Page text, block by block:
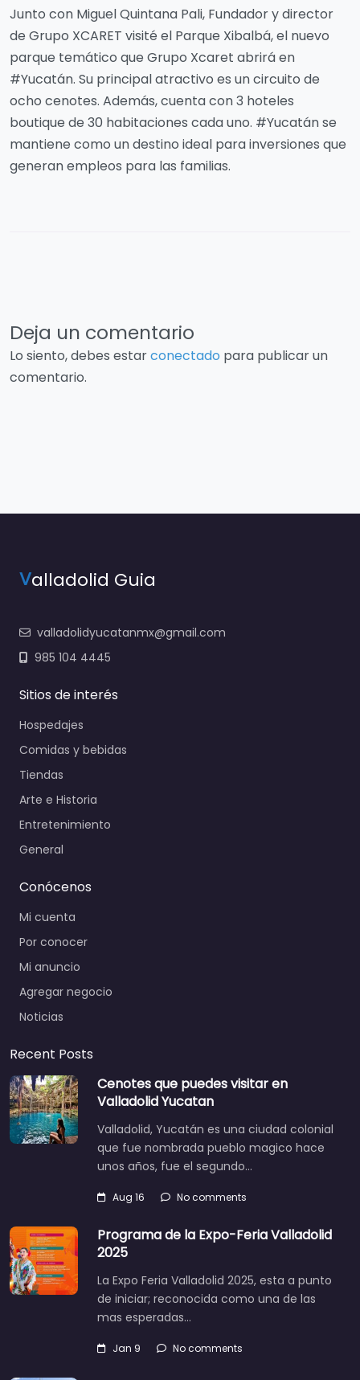
Junto con Miguel Quintana Pali, Fundador y director
de Grupo XCARET visité el Parque Xibalbá, el nuevo
parque temático que Grupo Xcaret abrirá en
#Yucatán. Su principal atractivo es un circuito de
ocho cenotes. Además, cuenta con 3 hoteles
boutique de 30 habitaciones cada uno. #Yucatán se
mantiene como un destino ideal para inversiones que
generan empleos para las familias.
Deja un comentario
Lo siento, debes estarconectado para publicar un
comentario.
Valladolid Guia
valladolidyucatanmx@gmail.com
985 104 4445
Sitios de interés
Hospedajes
Comidas y bebidas
Tiendas
Arte e Historia
Entretenimiento
General
Conócenos
Mi cuenta
Por conocer
Mi anuncio
Agregar negocio
Noticias
Recent Posts
Cenotes que puedes visitar en
Valladolid Yucatan
Valladolid, Yucatán es una ciudad colonial
que fue nombrada pueblo magico hace
unos años, fue el segundo…
Aug 16 No comments
Programa de la Expo-Feria Valladolid
2025
La Expo Feria Valladolid 2025, esta a punto
de iniciar; reconocida como una de las
mas esperadas…
Jan 9 No comments